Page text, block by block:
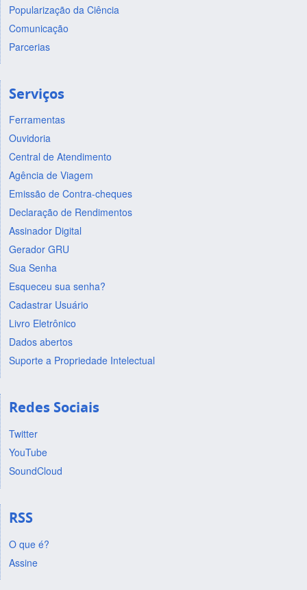
Popularização da Ciência
Comunicação
Parcerias
Serviços
Ferramentas
Ouvidoria
Central de Atendimento
Agência de Viagem
Emissão de Contra-cheques
Declaração de Rendimentos
Assinador Digital
Gerador GRU
Sua Senha
Esqueceu sua senha?
Cadastrar Usuário
Livro Eletrônico
Dados abertos
Suporte a Propriedade Intelectual
Redes Sociais
Twitter
YouTube
SoundCloud
RSS
O que é?
Assine